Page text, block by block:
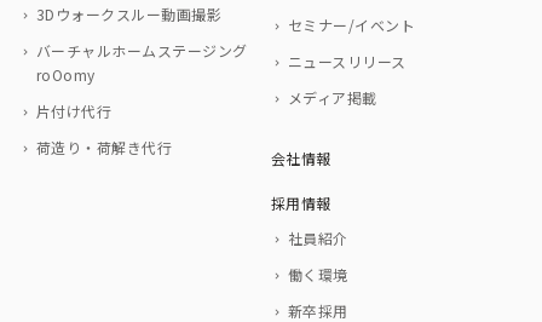
3Dウォークスルー動画撮影
バーチャルホームステージング
roOomy
片付け代行
荷造り・荷解き代行
セミナー/イベント
ニュースリリース
メディア掲載
会社情報
採用情報
社員紹介
働く環境
新卒採用